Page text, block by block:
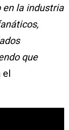
en la industria
que